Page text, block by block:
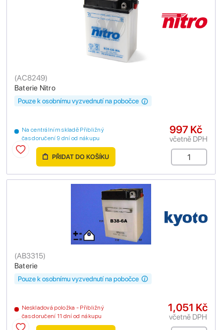
Baterie Nitro
(AC8249)
Na centrálním skladě Přibližný
čas doručení 9 dní od nákupu
Pouze k osobnímu vyzvednutí na pobočce
997 Kč
včetně DPH
PŘIDAT DO KOŠÍKU
Baterie
(AB3315)
Neskladová položka - Přibližný
čas doručení 11 dní od nákupu
Pouze k osobnímu vyzvednutí na pobočce
1,051 Kč
včetně DPH